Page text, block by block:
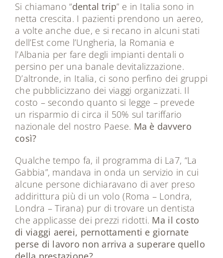
Si chiamano “dental trip” e in Italia sono in
netta crescita. I pazienti prendono un aereo,
a volte anche due, e si recano in alcuni stati
dell’Est come l’Ungheria, la Romania e
l’Albania per fare degli impianti dentali o
persino per una banale devitalizzazione.
D’altronde, in Italia, ci sono perfino dei gruppi
che pubblicizzano dei viaggi organizzati. Il
costo – secondo quanto si legge – prevede
un risparmio di circa il 50% sul tariffario
nazionale del nostro Paese. Ma è davvero
così?
Qualche tempo fa, il programma di La7, “La
Gabbia”, mandava in onda un servizio in cui
alcune persone dichiaravano di aver preso
addirittura più di un volo (Roma – Londra,
Londra – Tirana) pur di trovare un dentista
che applicasse dei prezzi ridotti. Ma il costo
di viaggi aerei, pernottamenti e giornate
perse di lavoro non arriva a superare quello